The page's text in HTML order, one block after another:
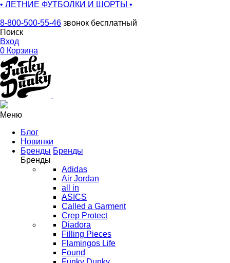
• ЛЕТНИЕ ФУТБОЛКИ И ШОРТЫ •
8-800-500-55-46 звонок бесплатный
Поиск
Вход
0 Корзина
Меню
Блог
Новинки
Бренды Бренды
Бренды
Adidas
Air Jordan
all in
ASICS
Called a Garment
Crep Protect
Diadora
Filling Pieces
Flamingos Life
Found